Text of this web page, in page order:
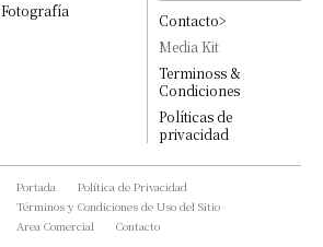
Fotografía
Contacto>
Media Kit
Terminoss &
Condiciones
Políticas de
privacidad
Portada
Política de Privacidad
Términos y Condiciones de Uso del Sitio
Area Comercial
Contacto